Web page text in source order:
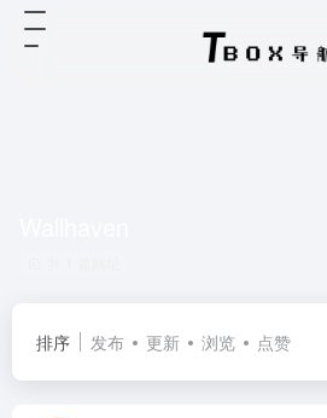
排序 发布 更新 浏览 点赞